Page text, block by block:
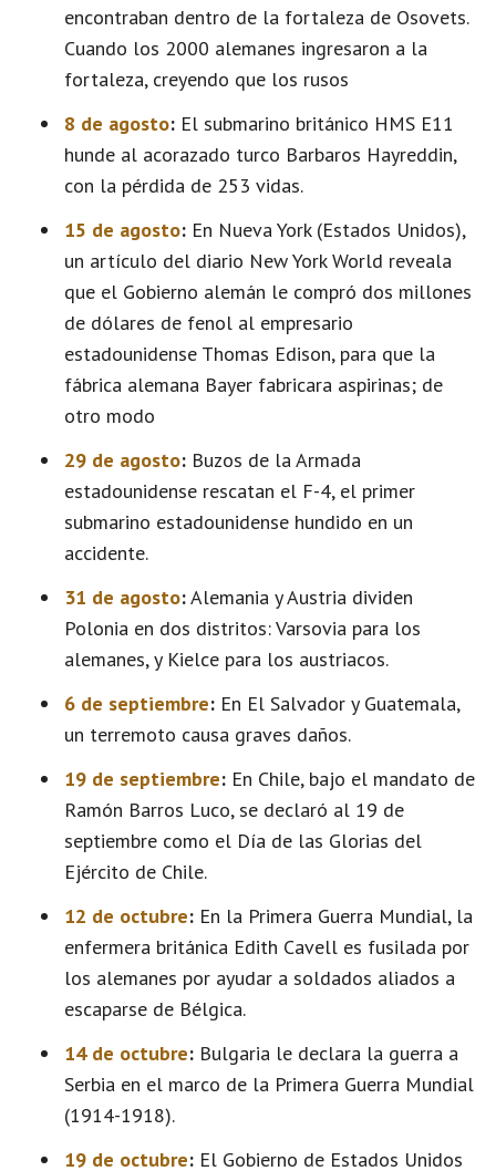
encontraban dentro de la fortaleza de Osovets.
Cuando los 2000 alemanes ingresaron a la
fortaleza, creyendo que los rusos
8 de agosto: El submarino británico HMS E11
hunde al acorazado turco Barbaros Hayreddin,
con la pérdida de 253 vidas.
15 de agosto: En Nueva York (Estados Unidos),
un artículo del diario New York World reveala
que el Gobierno alemán le compró dos millones
de dólares de fenol al empresario
estadounidense Thomas Edison, para que la
fábrica alemana Bayer fabricara aspirinas; de
otro modo
29 de agosto: Buzos de la Armada
estadounidense rescatan el F-4, el primer
submarino estadounidense hundido en un
accidente.
31 de agosto:Alemania y Austria dividen
Polonia en dos distritos: Varsovia para los
alemanes, y Kielce para los austriacos.
6 de septiembre: En El Salvador y Guatemala,
un terremoto causa graves daños.
19 de septiembre: En Chile, bajo el mandato de
Ramón Barros Luco, se declaró al 19 de
septiembre como el Día de las Glorias del
Ejército de Chile.
12 de octubre: En la Primera Guerra Mundial, la
enfermera británica Edith Cavell es fusilada por
los alemanes por ayudar a soldados aliados a
escaparse de Bélgica.
14 de octubre: Bulgaria le declara la guerra a
Serbia en el marco de la Primera Guerra Mundial
(1914-1918).
19 de octubre: El Gobierno de Estados Unidos